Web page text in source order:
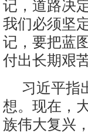
记，道路决
我们必须坚
记，要把蓝
付出长期艰
习近平指
想。现在，
族伟大复兴